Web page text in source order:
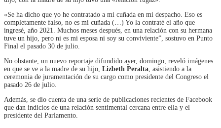
«Se ha dicho que yo he contratado a mi cuñada en mi despacho. Eso es
completamente falso, no es mi cuñada (…) Yo la contraté el año que
ingresé, año 2021. Muchos meses después, en una relación con su hermana
tuve un hijo, pero ni es mi esposa ni soy su conviviente”, sostuvo en Punto
Final el pasado 30 de julio.
No obstante, un nuevo reportaje difundido ayer, domingo, reveló imágenes
en que se ve a la madre de su hijo, Lizbeth Peralta , asistiendo a la
ceremonia de juramentación de su cargo como presidente del Congreso el
pasado 26 de julio.
Además, se dio cuenta de una serie de publicaciones recientes de Facebook
que dan indicios de una relación sentimental cercana entre ella y el
presidente del Parlamento.